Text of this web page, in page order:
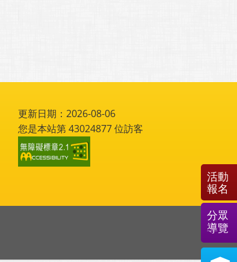
更新日期：2026-08-06
您是本站第43024877位訪客
活動
報名
分眾
導覽